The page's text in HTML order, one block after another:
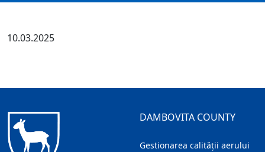
10.03.2025
DAMBOVITA COUNTY
Gestionarea calității aerului